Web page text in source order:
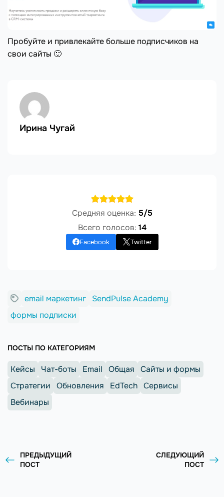
Пробуйте и привлекайте больше подписчиков на
свои сайты 🙂
Ирина Чугай
Средняя оценка: 5/5
Всего голосов: 14
Facebook Twitter
email маркетинг
SendPulse Academy
формы подписки
ПОСТЫ ПО КАТЕГОРИЯМ
Кейсы Чат-боты Email Общая
Сайты и формы
Стратегии
Обновления EdTech Сервисы
Вебинары
ПРЕДЫДУЩИЙ
ПОСТ
СЛЕДУЮЩИЙ
ПОСТ